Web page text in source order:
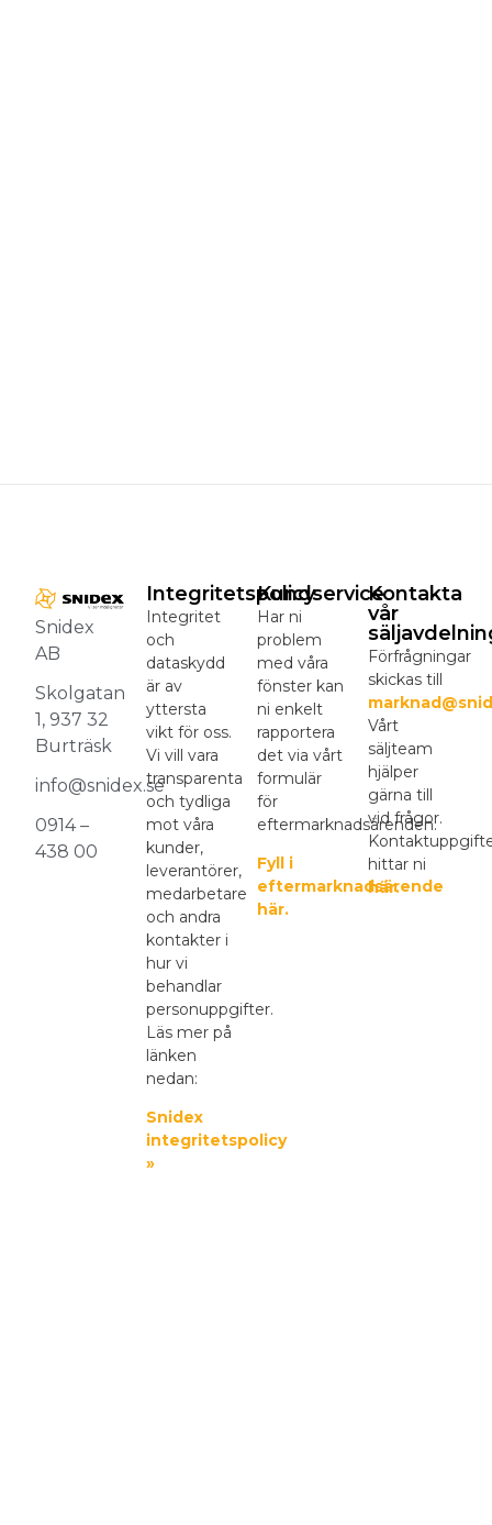
Snidex
AB
Skolgatan
1, 937 32
Burträsk
info@snidex.se
0914 –
438 00
Integritetspolicy
Integritet
och
dataskydd
är av
yttersta
vikt för oss.
Vi vill vara
transparenta
och tydliga
mot våra
kunder,
leverantörer,
medarbetare
och andra
kontakter i
hur vi
behandlar
personuppgifter.
Läs mer på
länken
nedan:
Snidex
integritetspolicy
»
Kundservice
Har ni
problem
med våra
fönster kan
ni enkelt
rapportera
det via vårt
formulär
för
eftermarknadsärenden.
Fyll i
eftermarknadsärende
här.
Kontakta
vår
Förfrågningar
skickas till
Vårt
säljteam
hjälper
gärna till
vid frågor.
hittar ni
här.